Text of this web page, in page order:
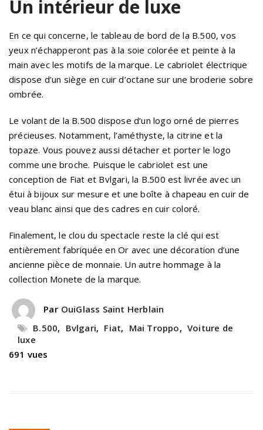
Un intérieur de luxe
En ce qui concerne, le tableau de bord de la B.500, vos
yeux n’échapperont pas à la soie colorée et peinte à la
main avec les motifs de la marque. Le cabriolet électrique
dispose d’un siège en cuir d’octane sur une broderie sobre
ombrée.
Le volant de la B.500 dispose d’un logo orné de pierres
précieuses. Notamment, l’améthyste, la citrine et la
topaze. Vous pouvez aussi détacher et porter le logo
comme une broche. Puisque le cabriolet est une
conception de Fiat et Bvlgari, la B.500 est livrée avec un
étui à bijoux sur mesure et une boîte à chapeau en cuir de
veau blanc ainsi que des cadres en cuir coloré.
Finalement, le clou du spectacle reste la clé qui est
entièrement fabriquée en Or avec une décoration d’une
ancienne pièce de monnaie. Un autre hommage à la
collection Monete de la marque.
Par OuiGlass Saint Herblain
B.500, Bvlgari, Fiat, Mai Troppo, Voiture de
luxe
691 vues